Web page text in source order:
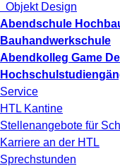
Objekt Design
Abendschule
Bauhandwerkschule
Abendkolleg Game
Service
HTL Kantine
Stellenangebote für
Karriere an der HTL
Sprechstunden